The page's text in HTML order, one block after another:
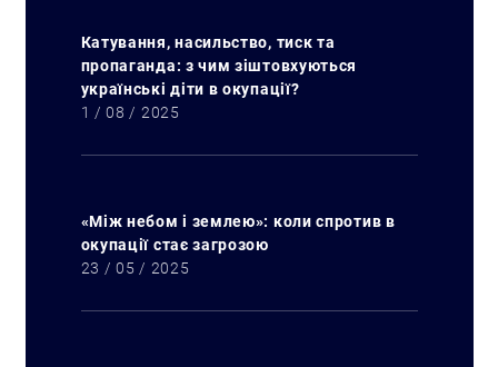
Катування, насильство, тиск та
пропаганда: з чим зіштовхуються
українські діти в окупації?
1 / 08 / 2025
«Між небом і землею»: коли спротив в
окупації стає загрозою
23 / 05 / 2025